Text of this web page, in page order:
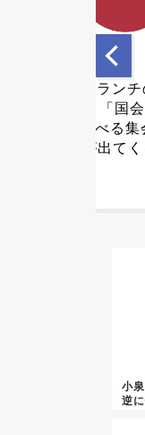
令和の日本人
レームがヤバ
ｗｗｗ
小
逆